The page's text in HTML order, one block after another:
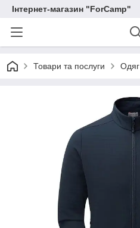
Інтернет-магазин "ForCamp"
Товари та послуги Одяг